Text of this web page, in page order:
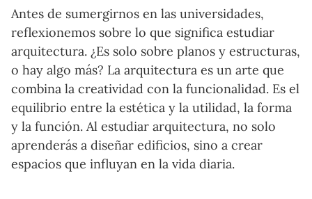
Antes de sumergirnos en las universidades,
reflexionemos sobre lo que significa estudiar
arquitectura. ¿Es solo sobre planos y estructuras,
o hay algo más? La arquitectura es un arte que
combina la creatividad con la funcionalidad. Es el
equilibrio entre la estética y la utilidad, la forma
y la función. Al estudiar arquitectura, no solo
aprenderás a diseñar edificios, sino a crear
espacios que influyan en la vida diaria.